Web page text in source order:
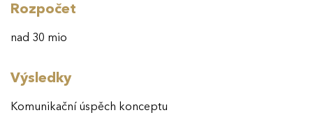
Rozpočet
nad 30 mio
Výsledky
Komunikační úspěch konceptu